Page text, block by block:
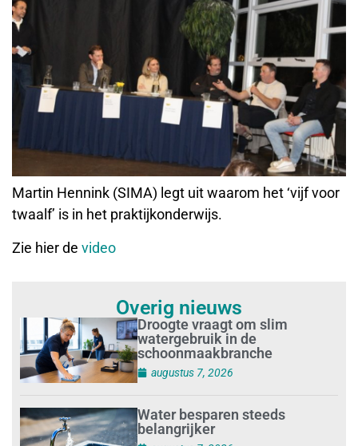
Martin Hennink (SIMA) legt uit waarom het ‘vijf voor
twaalf’ is in het praktijkonderwijs.
Zie hier de video
Overig nieuws
Droogte vraagt om slim
watergebruik in de
schoonmaakbranche
augustus 7, 2026
Water besparen steeds
belangrijker